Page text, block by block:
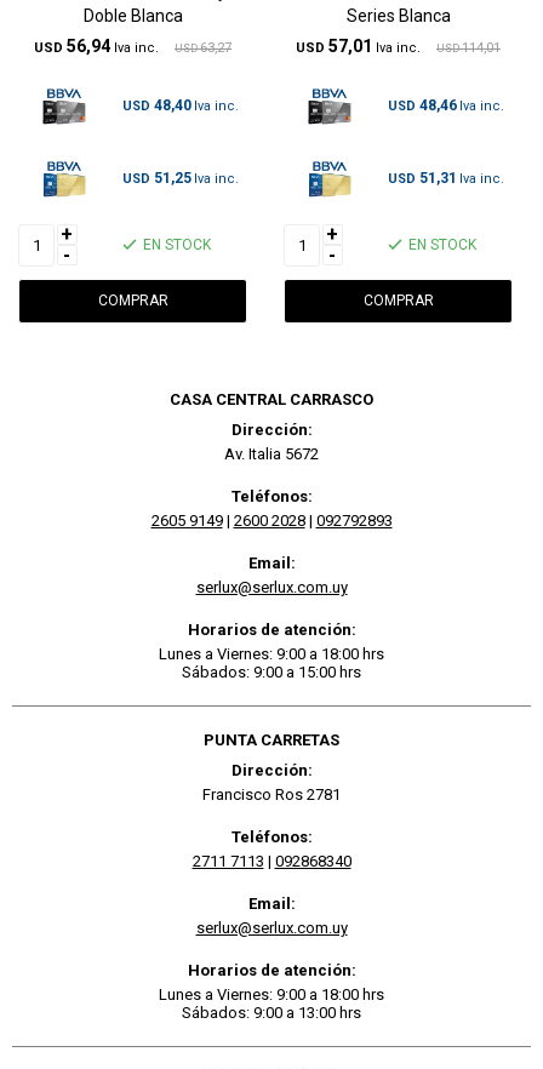
Doble Blanca
USD 56,94 USD 63,27
USD 48,40
USD 51,25
+
-
EN STOCK
Series Blanca
USD 57,01 USD 114,01
USD 48,46
USD 51,31
+
-
EN STOCK
CASA CENTRAL CARRASCO
Dirección:
Av. Italia 5672
Teléfonos:
2605 9149| 2600 2028| 092792893
Email:
serlux@serlux.com.uy
Horarios de atención:
Lunes a Viernes: 9:00 a 18:00 hrs
Sábados: 9:00 a 15:00 hrs
PUNTA CARRETAS
Dirección:
Francisco Ros 2781
Teléfonos:
2711 7113 | 092868340
Email:
serlux@serlux.com.uy
Horarios de atención:
Lunes a Viernes: 9:00 a 18:00 hrs
Sábados: 9:00 a 13:00 hrs